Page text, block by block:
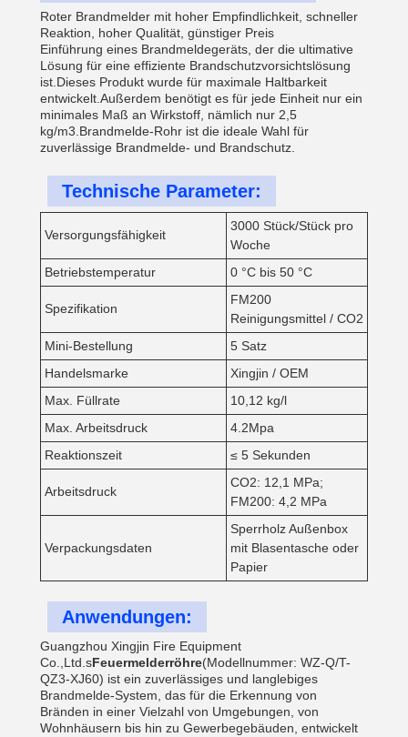
Roter Brandmelder mit hoher Empfindlichkeit, schneller
Reaktion, hoher Qualität, günstiger Preis
Einführung eines Brandmeldegeräts, der die ultimative
Lösung für eine effiziente Brandschutzvorsichtslösung
ist.Dieses Produkt wurde für maximale Haltbarkeit
entwickelt.Außerdem benötigt es für jede Einheit nur ein
minimales Maß an Wirkstoff, nämlich nur 2,5
kg/m3.Brandmelde-Rohr ist die ideale Wahl für
zuverlässige Brandmelde- und Brandschutz.
Technische Parameter:
Versorgungsfähigkeit
3000 Stück/Stück pro
Woche
Betriebstemperatur
0 °C bis 50 °C
Spezifikation
FM200
Reinigungsmittel / CO2
Mini-Bestellung
5 Satz
Handelsmarke
Xingjin / OEM
Max. Füllrate
10,12 kg/l
Max. Arbeitsdruck
4.2Mpa
Reaktionszeit
≤ 5 Sekunden
Arbeitsdruck
CO2: 12,1 MPa;
FM200: 4,2 MPa
Verpackungsdaten
Sperrholz Außenbox
mit Blasentasche oder
Papier
Anwendungen:
Guangzhou Xingjin Fire Equipment
Co.,Ltd.sFeuermelderröhre(Modellnummer: WZ-Q/T-
QZ3-XJ60) ist ein zuverlässiges und langlebiges
Brandmelde-System, das für die Erkennung von
Bränden in einer Vielzahl von Umgebungen, von
Wohnhäusern bis hin zu Gewerbegebäuden, entwickelt